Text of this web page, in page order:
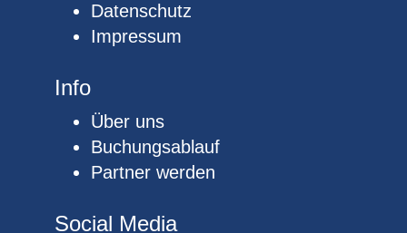
Datenschutz
Impressum
Info
Über uns
Buchungsablauf
Partner werden
Social Media